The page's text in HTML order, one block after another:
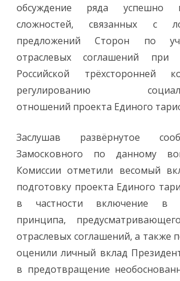
обсуждение ряда успешно
сложностей, связанных с
предложений Сторон по
отраслевых соглашений при
Российской трёхсторонней
регулированию
отношений проекта Единого
Заслушав развёрнутое
Замосковного по данному
Комиссии отметили весомый
подготовку проекта Единого
в частности включение в
принципа,
отраслевых соглашений, а также
оценили личный вклад
в предотвращение